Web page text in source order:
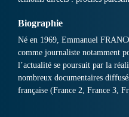
Biographie
Né en 1969, Emmanuel
comme journaliste notamment
l’actualité se poursuit par la
nombreux documentaires
française (France 2, France 3,